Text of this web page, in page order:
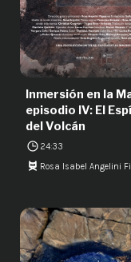
Inmersión en la
episodio IV: El
del Volcán
24:33
Rosa Isabel Angelini